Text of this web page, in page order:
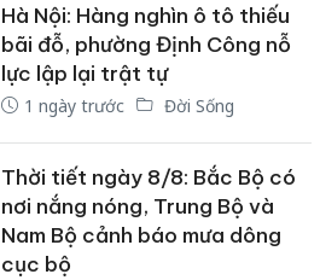
Hà Nội: Hàng nghìn ô tô thiếu
bãi đỗ, phường Định Công nỗ
lực lập lại trật tự
1 ngày trước Đời Sống
Thời tiết ngày 8/8: Bắc Bộ có
nơi nắng nóng, Trung Bộ và
Nam Bộ cảnh báo mưa dông
cục bộ